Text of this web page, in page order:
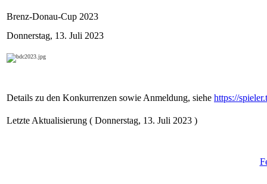
Brenz-Donau-Cup 2023
Donnerstag, 13. Juli 2023
Details zu den Konkurrenzen sowie Anmeldung, siehe https://
Letzte Aktualisierung ( Donnerstag, 13. Juli 2023 )